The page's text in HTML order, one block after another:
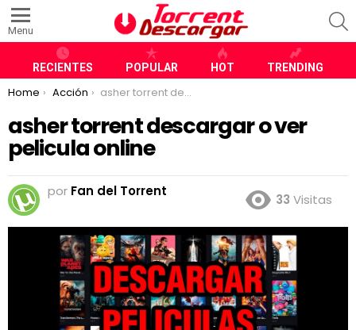
Menu
RECIENTES POPULAR HOT TRENDING
You are here:
Home Acción asher torrent descargar o ver pelicula online
asher torrent descargar o ver
pelicula online
por Fan del Torrent
33 Visitas